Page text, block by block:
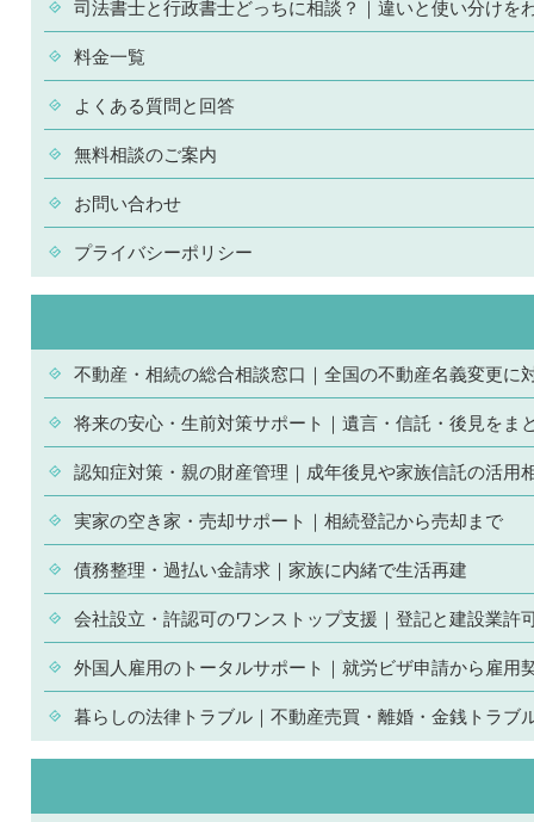
司法書士と行政書士どっちに相談？｜違いと使い分けを
料金一覧
よくある質問と回答
無料相談のご案内
お問い合わせ
プライバシーポリシー
不動産・相続の総合相談窓口｜全国の不動産名義変更に
将来の安心・生前対策サポート｜遺言・信託・後見をま
認知症対策・親の財産管理｜成年後見や家族信託の活用
実家の空き家・売却サポート｜相続登記から売却まで
債務整理・過払い金請求｜家族に内緒で生活再建
会社設立・許認可のワンストップ支援｜登記と建設業許
外国人雇用のトータルサポート｜就労ビザ申請から雇用
暮らしの法律トラブル｜不動産売買・離婚・金銭トラブ